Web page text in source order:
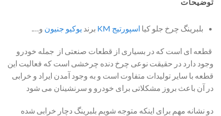
توضیحات
بلبرینگ چرخ جلو کیا اسپورتیج KM برند یوکیو جنیون و….
‎ قطعه ای است که در بسیاری از قطعات صنعتی از جمله خودرو
وجود دارد در حقیقت نوعی چرخ دنده چرخشی است که فعالیت این
قطعه با سایر تولیدات متفاوت است و به وجود آمدن ایراد و خرابی
در آن باعث بروز مشکلاتی برای خودرو و سرنشینان می شود
‎دو نشانه مهم برای اینکه متوجه شویم بلبرینگ دچار خرابی شده